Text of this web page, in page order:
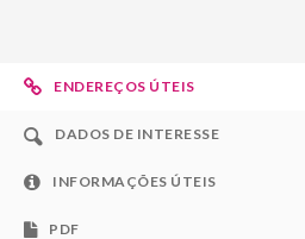
ENDEREÇOS ÚTEIS
DADOS DE INTERESSE
INFORMAÇÕES ÚTEIS
PDF